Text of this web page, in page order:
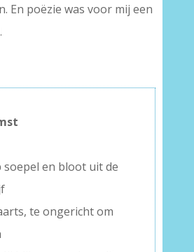
En poëzie was voor mij een
soepel en bloot uit de
te ongericht om